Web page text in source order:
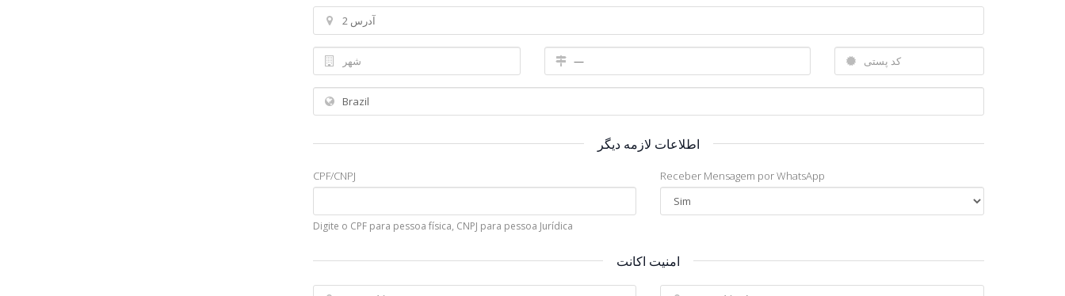
اطلاعات لازمه دیگر
CPF/CNPJ
Digite o CPF para pessoa física, CNPJ para pessoa Jurídica
Receber Mensagem por WhatsApp
امنیت اکانت